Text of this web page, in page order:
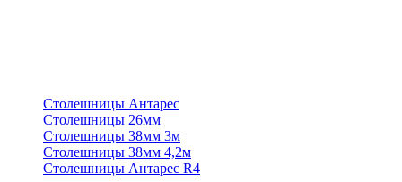
Столешницы Антарес
Столешницы 26мм
Столешницы 38мм 3м
Столешницы 38мм 4,2м
Столешницы Антарес R4